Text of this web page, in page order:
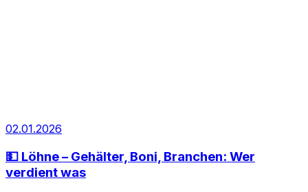
02.01.2026
💵 Löhne – Gehälter, Boni, Branchen: Wer
verdient was